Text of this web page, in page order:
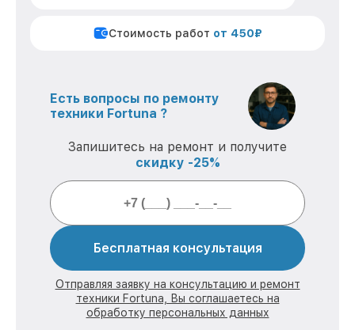
Стоимость работ от 450₽
Есть вопросы по ремонту
техники Fortuna ?
Запишитесь на ремонт и получите
скидку -25%
Бесплатная консультация
Отправляя заявку на консультацию и ремонт
техники Fortuna, Вы соглашаетесь на
обработку персональных данных